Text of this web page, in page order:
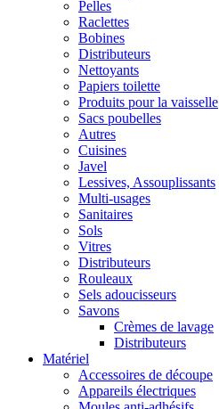
Pelles
Raclettes
Bobines
Distributeurs
Nettoyants
Papiers toilette
Produits pour la vaisselle
Sacs poubelles
Autres
Cuisines
Javel
Lessives, Assouplissants
Multi-usages
Sanitaires
Sols
Vitres
Distributeurs
Rouleaux
Sels adoucisseurs
Savons
Crèmes de lavage
Distributeurs
Matériel
Accessoires de découpe
Appareils électriques